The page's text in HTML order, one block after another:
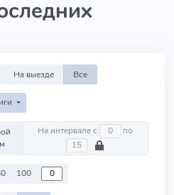
На выезде Все
На интервале с по
100